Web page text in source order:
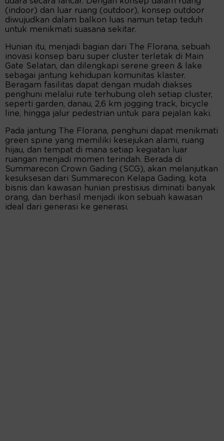
(indoor) dan luar ruang (outdoor), konsep outdoor
diwujudkan dalam balkon luas namun tetap teduh
untuk menikmati suasana sekitar.
Hunian itu, menjadi bagian dari The Florana, sebuah
inovasi konsep baru super cluster terletak di Main
Gate Selatan, dan dilengkapi serene green & lake
sebagai jantung kehidupan komunitas klaster.
Beragam fasilitas dapat dengan mudah diakses
penghuni melalui rute terhubung oleh setiap cluster,
seperti garden, danau, 2,6 km jogging track, bicycle
line, hingga jalur pedestrian untuk para pejalan kaki.
Pada jantung The Florana, penghuni dapat menikmati
green spine yang memiliki kesejukan alami, ruang
hijau, dan tempat di mana setiap kegiatan luar
ruangan menjadi momen terindah. Berada di
Summarecon Crown Gading (SCG), akan melanjutkan
kesuksesan dari Summarecon Kelapa Gading, kota
bisnis dan kawasan hunian prestisius diminati banyak
orang, dan berhasil menjadi ikon sebuah kawasan
ideal dari generasi ke generasi.